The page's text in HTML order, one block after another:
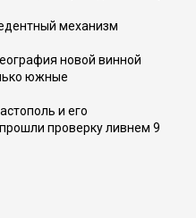
механизм
новой винной
южные
и его
проверку ливнем 9